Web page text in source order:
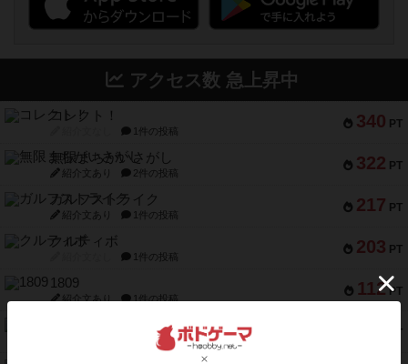
アクセス数 急上昇中
340 PT
コレクト！
1件の投稿
322 PT
無限まちがいさがし
紹介文あり 2件の投稿
217 PT
ガルフストライク
紹介文あり 1件の投稿
203 PT
クルティボ
1件の投稿
112 PT
1809
紹介文あり 1件の投稿
PT
ファースト・イン・フライト
3件の投稿